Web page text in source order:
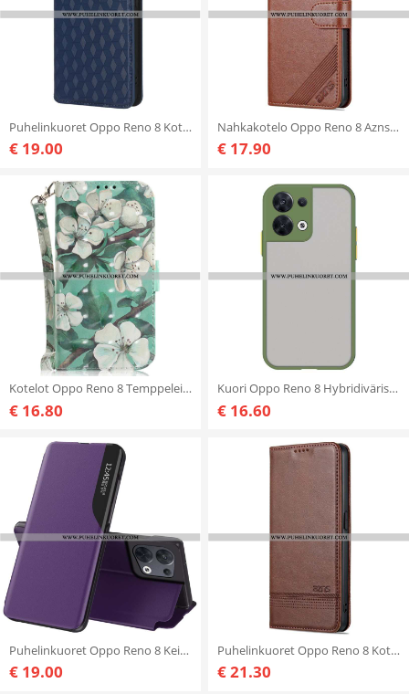
Puhelinkuoret Oppo Reno 8 Kotelot Flip 3d Cube -nahkatehoste
€ 19.00
Nahkakotelo Oppo Reno 8 Azns Keinonahkaa
€ 17.90
Kotelot Oppo Reno 8 Temppeleitä Kaulanauhalla
€ 16.80
Kuori Oppo Reno 8 Hybridiväriset Reunat
€ 16.60
Puhelinkuoret Oppo Reno 8 Keinonahka
€ 19.00
Puhelinkuoret Oppo Reno 8 Kotelot Flip Azns
€ 21.30